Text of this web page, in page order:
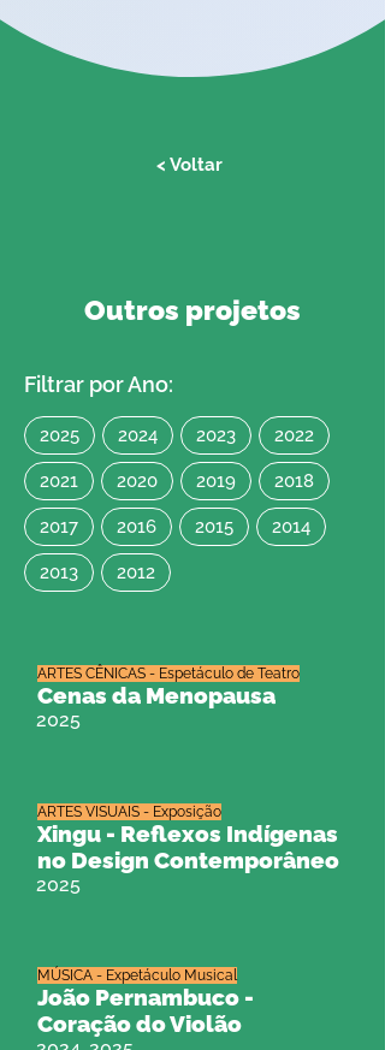
< Voltar
Outros projetos
Filtrar por Ano:
2025 2024 2023 2022
2021 2020 2019 2018
2017 2016 2015 2014
2013 2012
Cenas da Menopausa
2025
ARTES CÊNICAS - Espetáculo de Teatro
Xingu - Reflexos Indígenas
no Design Contemporâneo
2025
ARTES VISUAIS - Exposição
João Pernambuco -
Coração do Violão
MÚSICA - Expetáculo Musical